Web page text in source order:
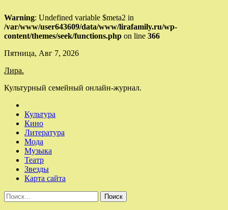
Warning: Undefined variable $meta2 in
/var/www/user643609/data/www/lirafamily.ru/wp-
content/themes/seek/functions.php on line 366
Skip
content
Пятница, Авг 7, 2026
Лира.
Культурный семейный онлайн-журнал.
Культура
Кино
Литература
Мода
Музыка
Театр
Звезды
Карта сайта
Найти: